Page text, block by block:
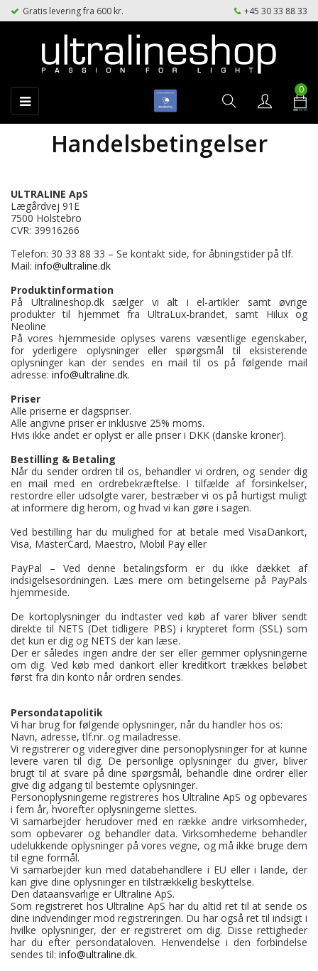
Gratis levering fra 600 kr. +45 30 33 88 33
Toggle
navigation
☰
0
Handelsbetingelser
ULTRALINE ApS
Lægårdvej 91E
7500 Holstebro
CVR: 39916266
Telefon: 30 33 88 33 – Se kontakt side, for åbningstider på tlf.
Mail: info@ultraline.dk
Produktinformation
På Ultralineshop.dk sælger vi alt i el-artikler samt øvrige
produkter til hjemmet fra UltraLux-brandet, samt Hilux og
Neoline
På vores hjemmeside oplyses varens væsentlige egenskaber,
for yderligere oplysninger eller spørgsmål til eksisterende
oplysninger kan der sendes en mail til os på følgende mail
adresse: info@ultraline.dk.
Priser
Alle priserne er dagspriser.
Alle angivne priser er inklusive 25% moms.
Hvis ikke andet er oplyst er alle priser i DKK (danske kroner).
Bestilling & Betaling
Når du sender ordren til os, behandler vi ordren, og sender dig
en mail med en ordrebekræftelse. I tilfælde af forsinkelser,
restordre eller udsolgte varer, bestræber vi os på hurtigst muligt
at informere dig herom, og hvad vi kan gøre i sagen.
Ved bestilling har du mulighed for at betale med VisaDankort,
Visa, MasterCard, Maestro, Mobil Pay eller
PayPal – Ved denne betalingsform er du ikke dækket af
indsigelsesordningen. Læs mere om betingelserne på PayPals
hjemmeside.
De kortoplysninger du indtaster ved køb af varer bliver sendt
direkte til NETS (Det tidligere PBS) i krypteret form (SSL) som
det kun er dig og NETS der kan læse.
Der er således ingen andre der ser eller gemmer oplysningerne
om dig. Ved køb med dankort eller kreditkort trækkes beløbet
først fra din konto når ordren sendes.
Persondatapolitik
Vi har brug for følgende oplysninger, når du handler hos os:
Navn, adresse, tlf.nr. og mailadresse.
Vi registrerer og videregiver dine personoplysninger for at kunne
levere varen til dig. De personlige oplysninger du giver, bliver
brugt til at svare på dine spørgsmål, behandle dine ordrer eller
give dig adgang til bestemte oplysninger.
Personoplysningerne registreres hos Ultraline ApS og opbevares
i fem år, hvorefter oplysningerne slettes.
Vi samarbejder herudover med en række andre virksomheder,
som opbevarer og behandler data. Virksomhederne behandler
udelukkende oplysninger på vores vegne, og må ikke bruge dem
til egne formål.
Vi samarbejder kun med databehandlere i EU eller i lande, der
kan give dine oplysninger en tilstrækkelig beskyttelse.
Den dataansvarlige er Ultraline ApS.
Som registreret hos Ultraline ApS har du altid ret til at sende os
dine indvendinger mod registreringen. Du har også ret til indsigt i
hvilke oplysninger, der er registreret om dig. Disse rettigheder
har du efter persondataloven. Henvendelse i den forbindelse
sendes til: info@ultraline.dk.